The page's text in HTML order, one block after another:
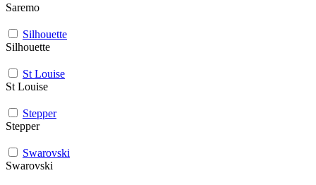
Saremo
Silhouette
Silhouette
St Louise
St Louise
Stepper
Stepper
Swarovski
Swarovski